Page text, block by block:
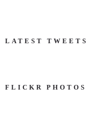
LATEST TWEETS
FLICKR PHOTOS